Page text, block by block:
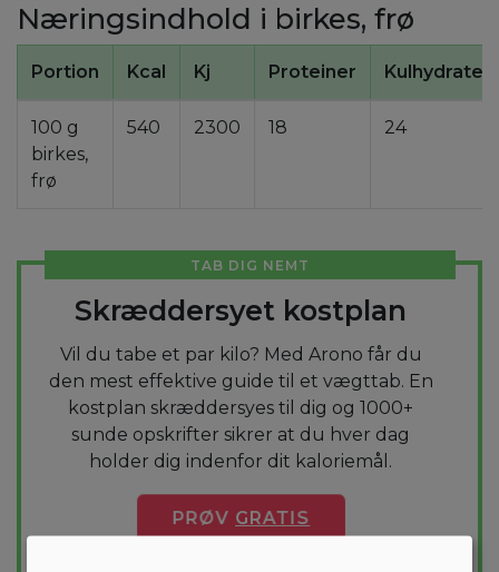
Næringsindhold i birkes, frø
Portion Kcal Kj Proteiner Kulhydrater
100 g
birkes,
frø
540 2300 18 24
TAB DIG NEMT
Skræddersyet kostplan
Vil du tabe et par kilo? Med Arono får du
den mest effektive guide til et vægttab. En
kostplan skræddersyes til dig og 1000+
sunde opskrifter sikrer at du hver dag
holder dig indenfor dit kaloriemål.
PRØV GRATIS